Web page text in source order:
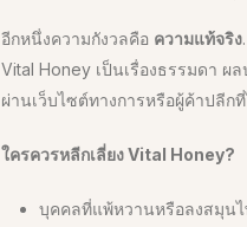
อีกหนึ่งความกังวลคือ ความแท้จริง
Vital Honey เป็นเรื่องธรรมดา
ผ่านเว็บไซต์ทางการหรือผู้ค้าปลี
ใครควรหลีกเลี่ยง Vital Honey?
บุคคลที่แพ้หวานหรือลงสมุนไ